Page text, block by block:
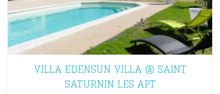
VILLA EDENSUN VILLA @ SAINT
SATURNIN LES APT